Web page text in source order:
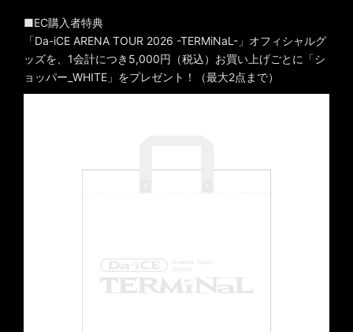
■EC購入者特典
「Da-iCE ARENA TOUR 2026 -TERMiNaL-」オフィシャルグ
ッズを、1会計につき5,000円（税込）お買い上げごとに「シ
ョッパー_WHITE」をプレゼント！（最大2点まで）